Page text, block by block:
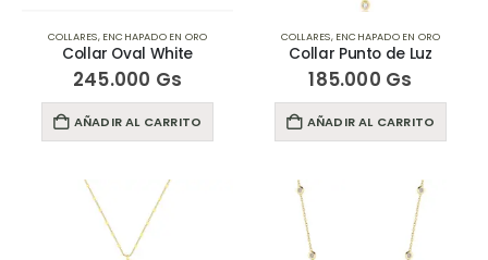
COLLARES, ENCHAPADO EN ORO
Collar Oval White
245.000 Gs
AÑADIR AL CARRITO
COLLARES, ENCHAPADO EN ORO
Collar Punto de Luz
185.000 Gs
AÑADIR AL CARRITO